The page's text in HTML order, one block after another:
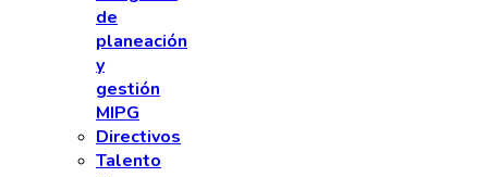
de
planeación
y
gestión
MIPG
Directivos
Talento